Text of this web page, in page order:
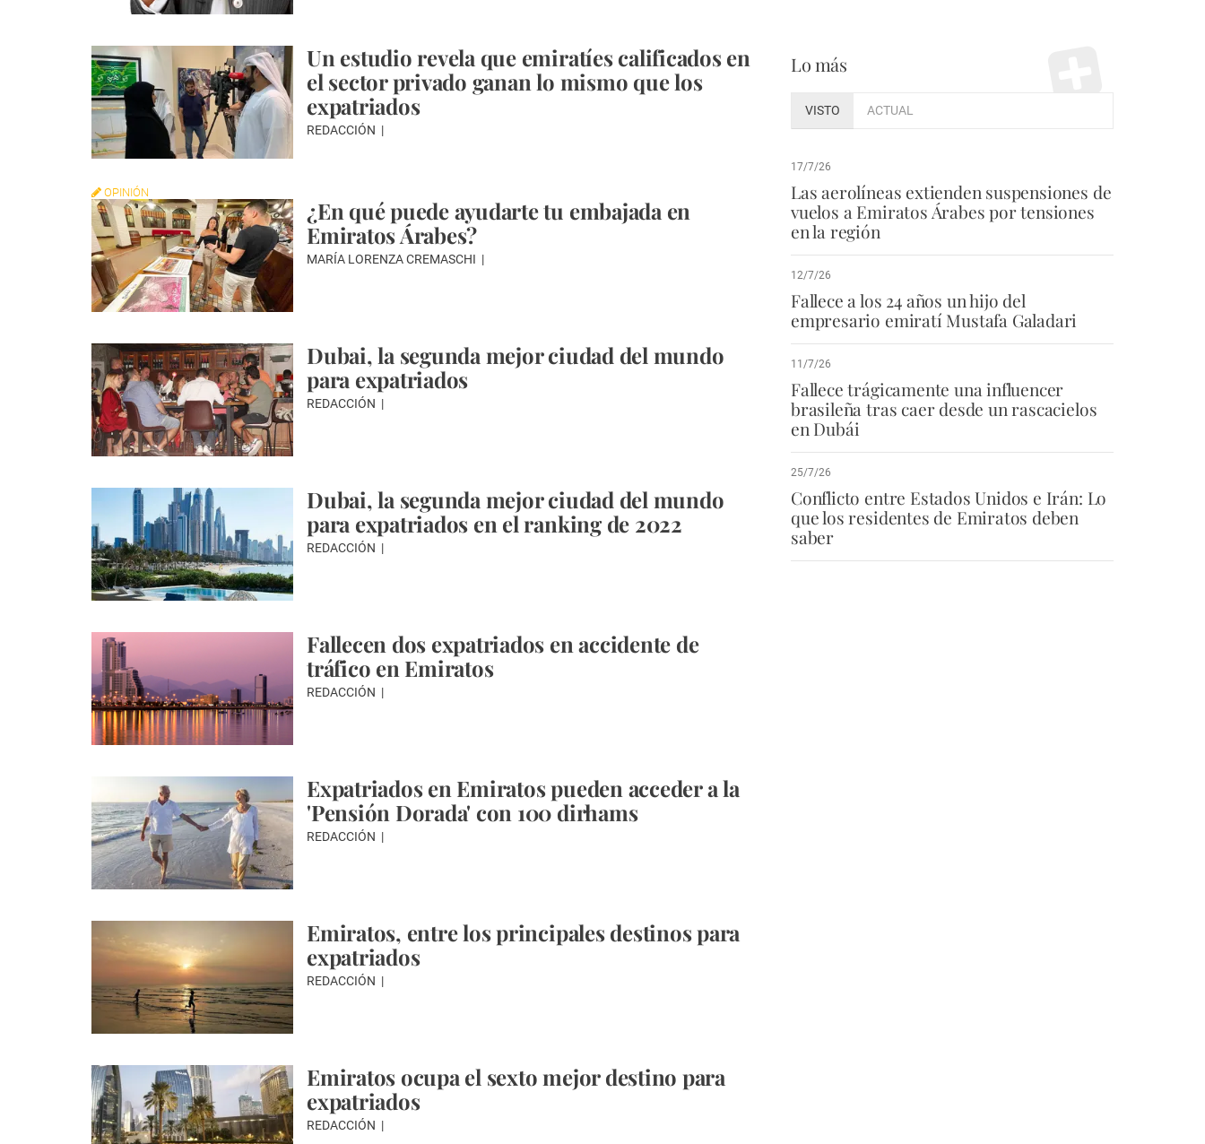
Un estudio revela que emiratíes calificados en
el sector privado ganan lo mismo que los
expatriados
REDACCIÓN
OPINIÓN
¿En qué puede ayudarte tu embajada en
Emiratos Árabes?
MARÍA LORENZA CREMASCHI
Dubai, la segunda mejor ciudad del mundo
para expatriados
REDACCIÓN
Dubai, la segunda mejor ciudad del mundo
para expatriados en el ranking de 2022
REDACCIÓN
Fallecen dos expatriados en accidente de
tráfico en Emiratos
REDACCIÓN
Expatriados en Emiratos pueden acceder a la
'Pensión Dorada' con 100 dirhams
REDACCIÓN
Emiratos, entre los principales destinos para
expatriados
REDACCIÓN
Emiratos ocupa el sexto mejor destino para
expatriados
REDACCIÓN
Lo más
VISTO ACTUAL
17/7/26
Las aerolíneas extienden suspensiones de
vuelos a Emiratos Árabes por tensiones
en la región
12/7/26
Fallece a los 24 años un hijo del
empresario emiratí Mustafa Galadari
11/7/26
Fallece trágicamente una influencer
brasileña tras caer desde un rascacielos
en Dubái
25/7/26
Conflicto entre Estados Unidos e Irán: Lo
que los residentes de Emiratos deben
saber